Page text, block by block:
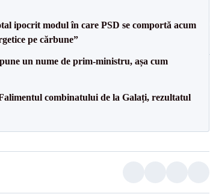
ipocrit modul în care PSD se comportă acum
pe cărbune”
un nume de prim-ministru, așa cum
combinatului de la Galați, rezultatul